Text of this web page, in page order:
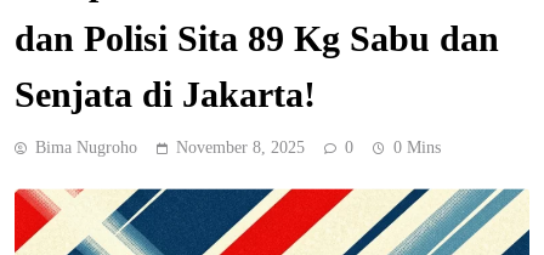
dan Polisi Sita 89 Kg Sabu dan
Senjata di Jakarta!
Bima Nugroho November 8, 2025 0 0 Mins